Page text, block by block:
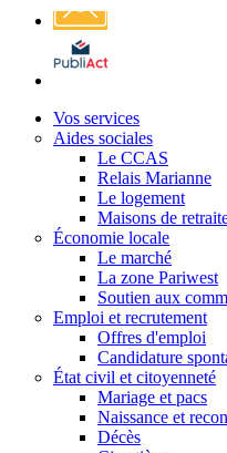
Affichage
légal
Vos services
Aides sociales
Le CCAS
Relais Marianne
Le logement
Maisons de
Économie locale
Le marché
La zone Pariwest
Soutien aux
Emploi et recrutement
Offres d'emploi
Candidature
État civil et citoyenneté
Mariage et pacs
Naissance et
Décès